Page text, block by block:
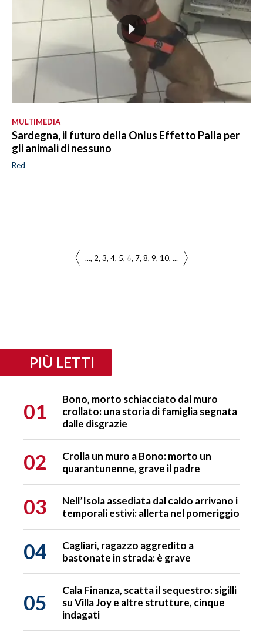
MULTIMEDIA
Sardegna, il futuro della Onlus Effetto Palla per
gli animali di nessuno
Red
... 2 3 4 5 6 7 8 9 10 ...
PIÙ LETTI
01
Bono, morto schiacciato dal muro
crollato: una storia di famiglia segnata
dalle disgrazie
02
Crolla un muro a Bono: morto un
quarantunenne, grave il padre
03
Nell’Isola assediata dal caldo arrivano i
temporali estivi: allerta nel pomeriggio
04
Cagliari, ragazzo aggredito a
bastonate in strada: è grave
05
Cala Finanza, scatta il sequestro: sigilli
su Villa Joy e altre strutture, cinque
indagati